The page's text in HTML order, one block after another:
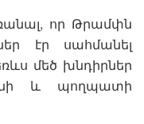
որ Թրամփն
էր սահմանել
մեծ խնդիրներ
և պողպատի